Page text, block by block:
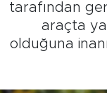
tarafından
araçta
olduğuna